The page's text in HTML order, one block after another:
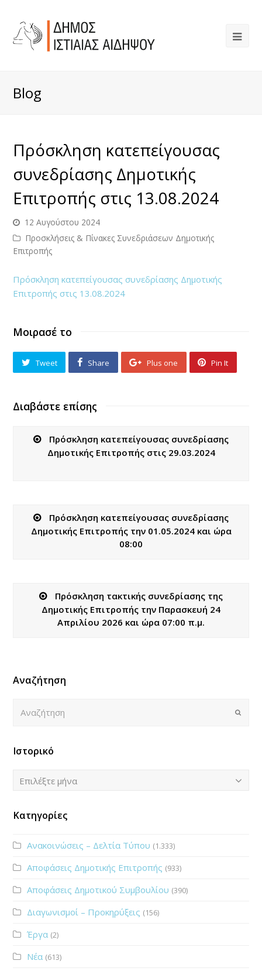
Blog
Πρόσκληση κατεπείγουσας
συνεδρίασης Δημοτικής
Επιτροπής στις 13.08.2024
12 Αυγούστου 2024
Προσκλήσεις & Πίνακες Συνεδριάσεων Δημοτικής
Επιτροπής
Πρόσκληση κατεπείγουσας συνεδρίασης Δημοτικής
Επιτροπής στις 13.08.2024
Μοιρασέ το
Tweet Share Plus one Pin It
Διαβάστε επίσης
Πρόσκληση κατεπείγουσας συνεδρίασης
Δημοτικής Επιτροπής στις 29.03.2024
Πρόσκληση κατεπείγουσας συνεδρίασης
Δημοτικής Επιτροπής την 01.05.2024 και ώρα
08:00
Πρόσκληση τακτικής συνεδρίασης της
Δημοτικής Επιτροπής την Παρασκευή 24
Απριλίου 2026 και ώρα 07:00 π.μ.
Αναζήτηση
Submit
Ιστορικό
Ιστορικό
Επιλέξτε μήνα
Κατηγορίες
Ανακοινώσεις – Δελτία Τύπου (1.333)
Αποφάσεις Δημοτικής Επιτροπής (933)
Αποφάσεις Δημοτικού Συμβουλίου (390)
Διαγωνισμοί – Προκηρύξεις (156)
Έργα (2)
Νέα (613)